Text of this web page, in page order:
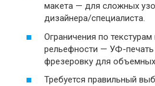
макета — для сложных
дизайнера/специалиста.
Ограничения по текстурам
рельефности — УФ-печать
фрезеровку для
Требуется правильный